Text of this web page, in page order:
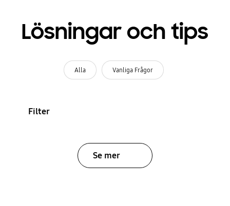
Lösningar och tips
Alla Vanliga Frågor
Filter
Se mer